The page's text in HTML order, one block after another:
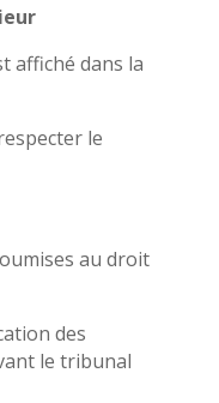
affiché dans la
le
au droit
des
le tribunal